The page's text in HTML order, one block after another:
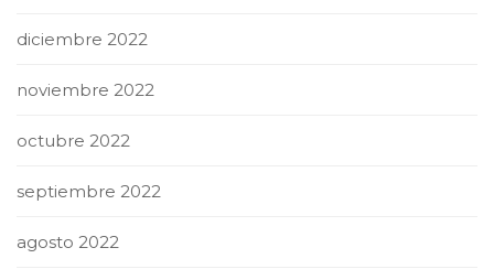
diciembre 2022
noviembre 2022
octubre 2022
septiembre 2022
agosto 2022